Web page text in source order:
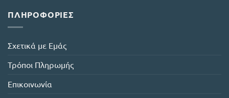
παραλλαγές.
μπορούν
επιλεγούν
ΠΛΗΡΟΦΟΡΊΕΣ
Σχετικά με Εμάς
Τρόποι Πληρωμής
Επικοινωνία